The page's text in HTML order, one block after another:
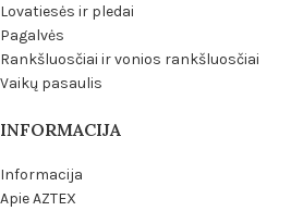
Lovatiesės ir pledai
Pagalvės
Rankšluosčiai ir vonios rankšluosčiai
Vaikų pasaulis
INFORMACIJA
Informacija
Apie AZTEX